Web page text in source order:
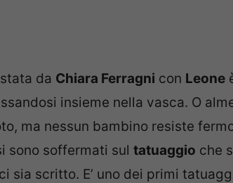
da Chiara Ferragni con Leone
insieme nella vasca. O
ma nessun bambino resiste
sono soffermati sul tatuaggio che
sia scritto. E’ uno dei primi